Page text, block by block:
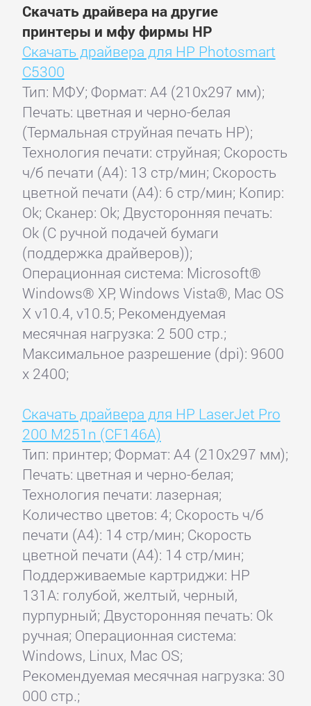
Скачать драйвера на другие
принтеры и мфу фирмы HP
Скачать драйвера для HP Photosmart
C5300
Тип: МФУ; Формат: A4 (210x297 мм);
Печать: цветная и черно-белая
(Термальная струйная печать HP);
Технология печати: струйная; Скорость
ч/б печати (А4): 13 стр/мин; Скорость
цветной печати (А4): 6 стр/мин; Копир:
Ok; Сканер: Ok; Двусторонняя печать:
Ok (С ручной подачей бумаги
(поддержка драйверов));
Операционная система: Microsoft®
Windows® XP, Windows Vista®, Mac OS
X v10.4, v10.5; Рекомендуемая
месячная нагрузка: 2 500 стр.;
Максимальное разрешение (dpi): 9600
x 2400;
Скачать драйвера для HP LaserJet Pro
200 M251n (CF146A)
Тип: принтер; Формат: A4 (210x297 мм);
Печать: цветная и черно-белая;
Технология печати: лазерная;
Количество цветов: 4; Скорость ч/б
печати (А4): 14 стр/мин; Скорость
цветной печати (А4): 14 стр/мин;
Поддерживаемые картриджи: HP
131A: голубой, желтый, черный,
пурпурный; Двусторонняя печать: Ok
ручная; Операционная система:
Windows, Linux, Mac OS;
Рекомендуемая месячная нагрузка: 30
000 стр.;